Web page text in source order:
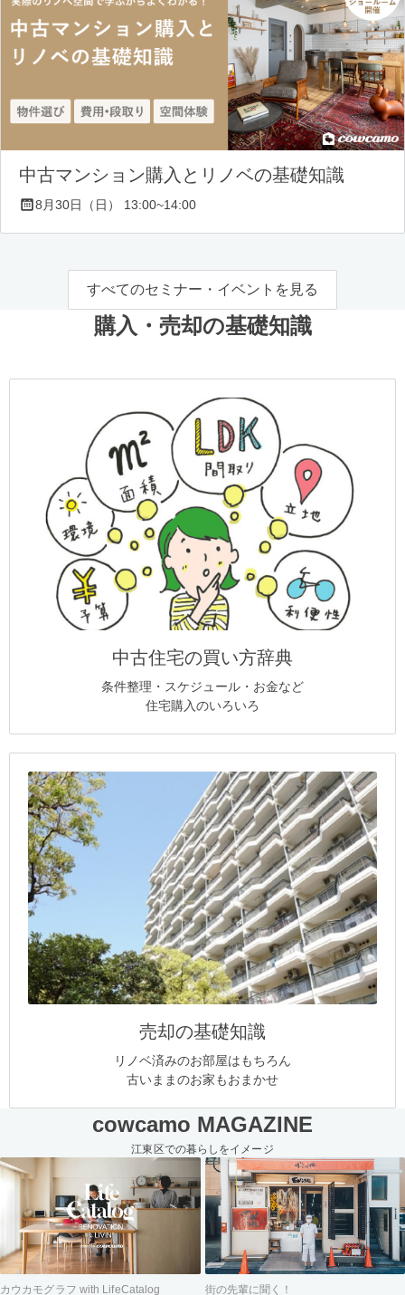
中古マンション購入とリノベの基礎知識
8月30日（日） 13:00~14:00
すべてのセミナー・イベントを見る
購入・売却の基礎知識
中古住宅の買い方辞典
条件整理・スケジュール・お金など
住宅購入のいろいろ
売却の基礎知識
リノベ済みのお部屋はもちろん
古いままのお家もおまかせ
cowcamo MAGAZINE
江東区での暮らしをイメージ
カウカモグラフ with LifeCatalog 街の先輩に聞く！